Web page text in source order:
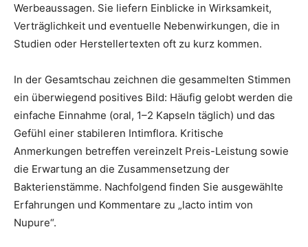
Werbeaussagen. Sie liefern Einblicke in Wirksamkeit,
Verträglichkeit und eventuelle Nebenwirkungen, die in
Studien oder Herstellertexten oft zu kurz kommen.
In der Gesamtschau zeichnen die gesammelten Stimmen
ein überwiegend positives Bild: Häufig gelobt werden die
einfache Einnahme (oral, 1–2 Kapseln täglich) und das
Gefühl einer stabileren Intimflora. Kritische
Anmerkungen betreffen vereinzelt Preis-Leistung sowie
die Erwartung an die Zusammensetzung der
Bakterienstämme. Nachfolgend finden Sie ausgewählte
Erfahrungen und Kommentare zu „lacto intim von
Nupure“.